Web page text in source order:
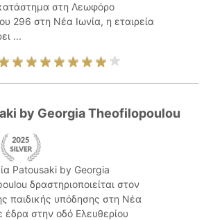
στη Λεωφόρο
296 στη Νέα Ιωνία, η εταιρεία
...
by Georgia Theofilopoulou
Patousaki by Georgia
δραστηριοποιείται στον
παιδικής υπόδησης στη Νέα
έδρα στην οδό Ελευθερίου